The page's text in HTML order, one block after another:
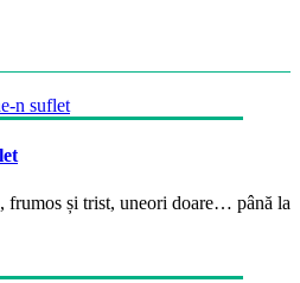
frumos și trist, uneori doare… până la